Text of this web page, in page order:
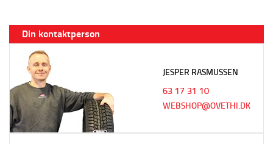
Din kontaktperson
JESPER RASMUSSEN
63 17 31 10
WEBSHOP@OVETHI.DK